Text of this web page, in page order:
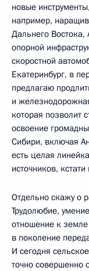
новые
например,
Дальнего
опорной
скоростной
Екатеринбург, в
предлагаю
и
которая позволит
освоение
Сибири, включая
есть целая
источников,
Отдельно скажу о
Трудолюбие,
отношение к
в поколение
И сегодня
точно совершенно